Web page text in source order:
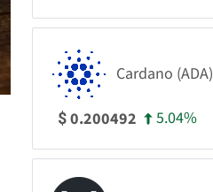
Cardano (ADA)
$0.200492 5.04%